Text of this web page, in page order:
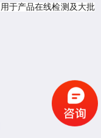
于产品在线检测及大批